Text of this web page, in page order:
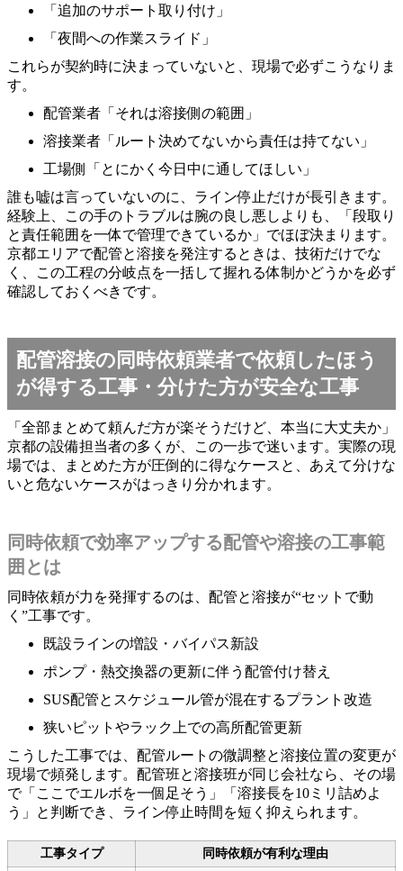
「追加のサポート取り付け」
「夜間への作業スライド」
これらが契約時に決まっていないと、現場で必ずこうなりま
す。
配管業者「それは溶接側の範囲」
溶接業者「ルート決めてないから責任は持てない」
工場側「とにかく今日中に通してほしい」
誰も嘘は言っていないのに、ライン停止だけが長引きます。
経験上、この手のトラブルは腕の良し悪しよりも、「段取り
と責任範囲を一体で管理できているか」でほぼ決まります。
京都エリアで配管と溶接を発注するときは、技術だけでな
く、この工程の分岐点を一括して握れる体制かどうかを必ず
確認しておくべきです。
配管溶接の同時依頼業者で依頼したほう
が得する工事・分けた方が安全な工事
「全部まとめて頼んだ方が楽そうだけど、本当に大丈夫か」
京都の設備担当者の多くが、この一歩で迷います。実際の現
場では、まとめた方が圧倒的に得なケースと、あえて分けな
いと危ないケースがはっきり分かれます。
同時依頼で効率アップする配管や溶接の工事範
囲とは
同時依頼が力を発揮するのは、配管と溶接が“セットで動
く”工事です。
既設ラインの増設・バイパス新設
ポンプ・熱交換器の更新に伴う配管付け替え
SUS配管とスケジュール管が混在するプラント改造
狭いピットやラック上での高所配管更新
こうした工事では、配管ルートの微調整と溶接位置の変更が
現場で頻発します。配管班と溶接班が同じ会社なら、その場
で「ここでエルボを一個足そう」「溶接長を10ミリ詰めよ
う」と判断でき、ライン停止時間を短く抑えられます。
工事タイプ
同時依頼が有利な理由